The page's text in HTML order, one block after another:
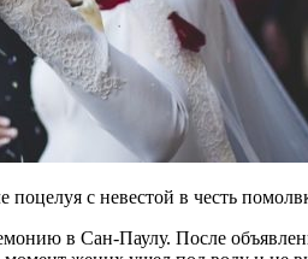
поцелуя с невестой в честь
в Сан-Паулу. После